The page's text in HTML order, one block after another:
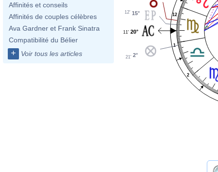
Affinités et conseils
Affinités de couples célèbres
Ava Gardner et Frank Sinatra
Compatibilité du Bélier
+ Voir tous les articles
1
2
12
15°
12'
20°
11'
2°
21'